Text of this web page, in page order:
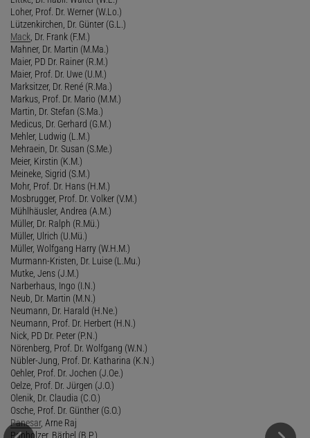
Loher, Prof. Dr. Werner (W.Lo.)
Lützenkirchen, Dr. Günter (G.L.)
Mack , Dr. Frank (F.M.)
Mahner, Dr. Martin (M.Ma.)
Maier, PD Dr. Rainer (R.M.)
Maier, Prof. Dr. Uwe (U.M.)
Marksitzer, Dr. René (R.Ma.)
Markus, Prof. Dr. Mario (M.M.)
Martin, Dr. Stefan (S.Ma.)
Medicus, Dr. Gerhard (G.M.)
Mehler, Ludwig (L.M.)
Mehraein, Dr. Susan (S.Me.)
Meier, Kirstin (K.M.)
Meineke, Sigrid (S.M.)
Mohr, Prof. Dr. Hans (H.M.)
Mosbrugger, Prof. Dr. Volker (V.M.)
Mühlhäusler, Andrea (A.M.)
Müller, Dr. Ralph (R.Mü.)
Müller, Ulrich (U.Mü.)
Müller, Wolfgang Harry (W.H.M.)
Murmann-Kristen, Dr. Luise (L.Mu.)
Mutke, Jens (J.M.)
Narberhaus, Ingo (I.N.)
Neub, Dr. Martin (M.N.)
Neumann, Dr. Harald (H.Ne.)
Neumann, Prof. Dr. Herbert (H.N.)
Nick, PD Dr. Peter (P.N.)
Nörenberg, Prof. Dr. Wolfgang (W.N.)
Nübler-Jung, Prof. Dr. Katharina (K.N.)
Oehler, Prof. Dr. Jochen (J.Oe.)
Oelze, Prof. Dr. Jürgen (J.O.)
Olenik, Dr. Claudia (C.O.)
Osche, Prof. Dr. Günther (G.O.)
Panesar, Arne Raj
Panholzer, Bärbel (B.P.)